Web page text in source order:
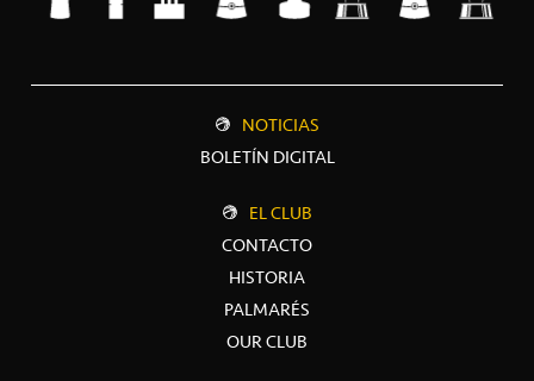
NOTICIAS
BOLETÍN DIGITAL
EL CLUB
CONTACTO
HISTORIA
PALMARÉS
OUR CLUB